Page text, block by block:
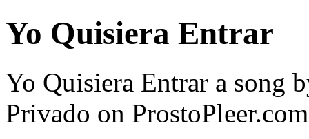
Yo Quisiera Entrar
Yo Quisiera Entrar a song
Privado on ProstoPleer.com